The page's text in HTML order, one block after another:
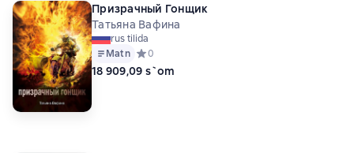
Призрачный Гонщик
Татьяна Вафина
rus tilida
Matn Средний рейтинг 0 на основе 0 оценок
0
18 909,09 s`om